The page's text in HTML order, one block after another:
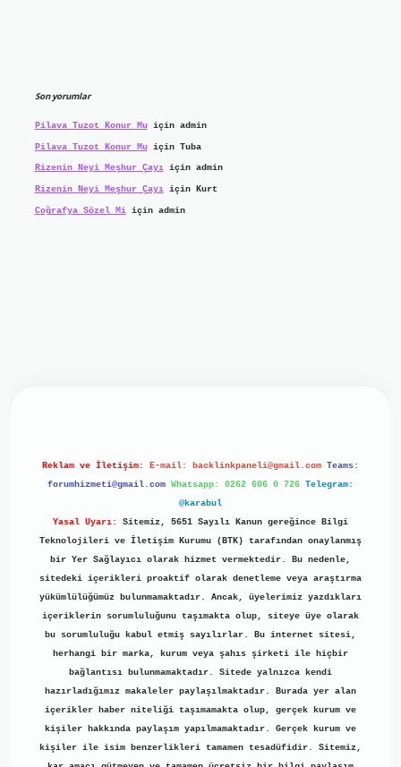
Son yorumlar
Pilava Tuzot Konur Muiçin admin
Pilava Tuzot Konur Muiçin Tuba
Rizenin Neyi Meşhur Çayıiçin admin
Rizenin Neyi Meşhur Çayıiçin Kurt
Coğrafya Sözel Miiçin admin
Reklam ve İletişim: E-mail: backlinkpaneli@gmail.com Teams:
forumhizmeti@gmail.com Whatsapp: 0262 606 0 726 Telegram:
@karabul
Yasal Uyarı:
Sitemiz, 5651 Sayılı Kanun gereğince Bilgi
Teknolojileri ve İletişim Kurumu (BTK) tarafından onaylanmış
bir Yer Sağlayıcı olarak hizmet vermektedir. Bu nedenle,
sitedeki içerikleri proaktif olarak denetleme veya araştırma
yükümlülüğümüz bulunmamaktadır. Ancak, üyelerimiz yazdıkları
içeriklerin sorumluluğunu taşımakta olup, siteye üye olarak
bu sorumluluğu kabul etmiş sayılırlar. Bu internet sitesi,
herhangi bir marka, kurum veya şahıs şirketi ile hiçbir
bağlantısı bulunmamaktadır. Sitede yalnızca kendi
hazırladığımız makaleler paylaşılmaktadır. Burada yer alan
içerikler haber niteliği taşımamakta olup, gerçek kurum ve
kişiler hakkında paylaşım yapılmamaktadır. Gerçek kurum ve
kişiler ile isim benzerlikleri tamamen tesadüfidir. Sitemiz,